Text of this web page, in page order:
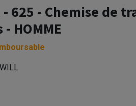
625 - Chemise de
HOMME